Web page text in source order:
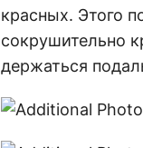
красных. Этого
сокрушительно
держаться